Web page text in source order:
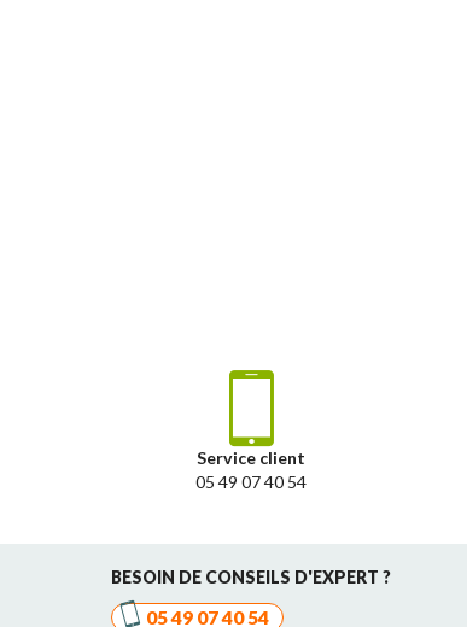
Service client
05 49 07 40 54
BESOIN DE CONSEILS D'EXPERT ?
05 49 07 40 54